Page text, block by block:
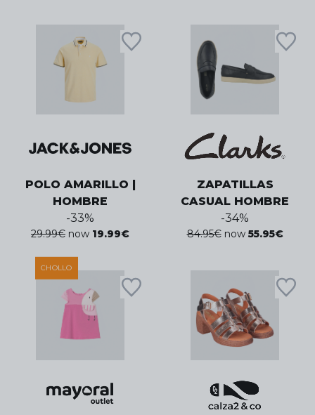
POLO AMARILLO |
HOMBRE
-33%
29.99€ now 19.99€
ZAPATILLAS
CASUAL HOMBRE
-34%
84.95€ now 55.95€
CHOLLO